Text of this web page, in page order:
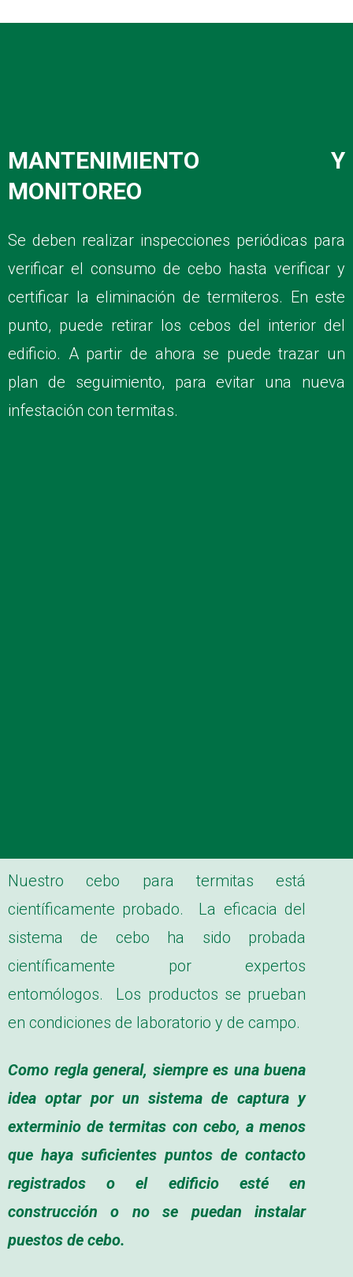
MANTENIMIENTO Y
MONITOREO
Se deben realizar inspecciones periódicas para
verificar el consumo de cebo hasta verificar y
certificar la eliminación de termiteros. En este
punto, puede retirar los cebos del interior del
edificio. A partir de ahora se puede trazar un
plan de seguimiento, para evitar una nueva
infestación con termitas.
Nuestro cebo para termitas está
científicamente probado. La eficacia del
sistema de cebo ha sido probada
científicamente por expertos
entomólogos. Los productos se prueban
en condiciones de laboratorio y de campo.
Como regla general, siempre es una buena
idea optar por un sistema de captura y
exterminio de termitas con cebo, a menos
que haya suficientes puntos de contacto
registrados o el edificio esté en
construcción o no se puedan instalar
puestos de cebo.